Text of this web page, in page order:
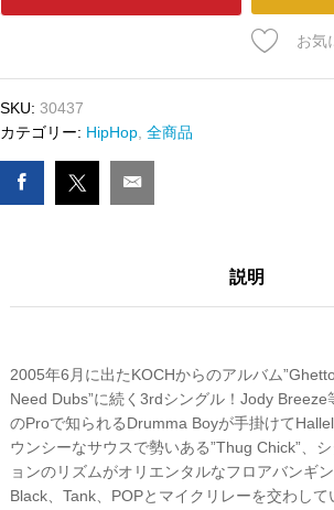
ﾄﾞ
-
THUG
CHICK
SHAKE
WHAT
お気
SKU: 30437
カテゴリー: HipHop 全商品
説明
2005年6月に出たKOCHからのアルバム”Ghetto
Need Dubs”に続く3rdシングル！Jody Breeze
のProで知られるDrumma Boyが手掛けて
ウンシーなサウスで勢いある”Thug Chick”、
ョンのリズムがオリエンタルなフロアバンギ
Black、Tank、POPとマイクリレーを交わして